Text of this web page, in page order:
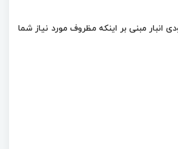
باشید، برای چک کردن موجودی انبار مبنی بر اینکه مظروف مورد نیاز شما